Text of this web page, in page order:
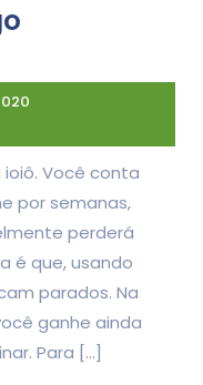
Você conta
por semanas,
perderá
é que, usando
parados. Na
ganhe ainda
Para […]